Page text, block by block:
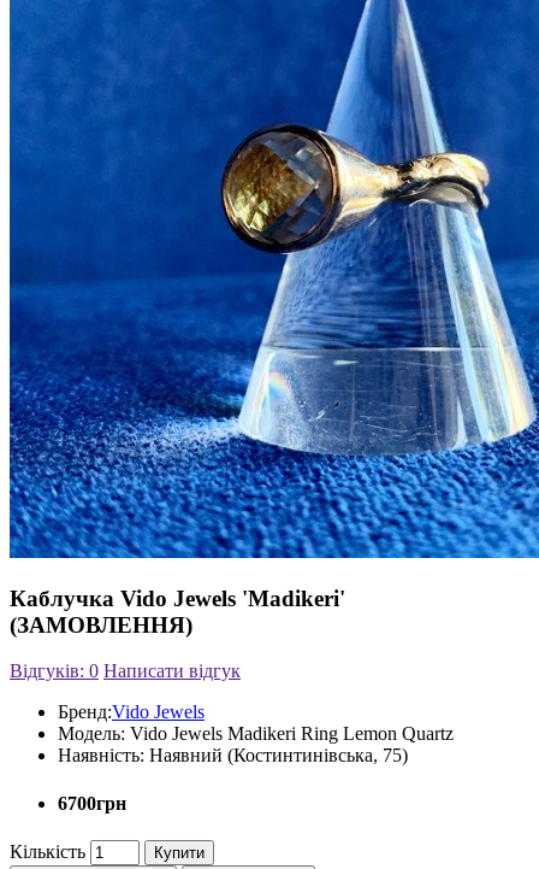
Каблучка Vido Jewels 'Madikeri'
(ЗАМОВЛЕННЯ)
Відгуків: 0 Написати відгук
Бренд:Vido Jewels
Модель: Vido Jewels Madikeri Ring Lemon Quartz
Наявність: Наявний (Костинтинівська, 75)
6700грн
Кількість
Купити